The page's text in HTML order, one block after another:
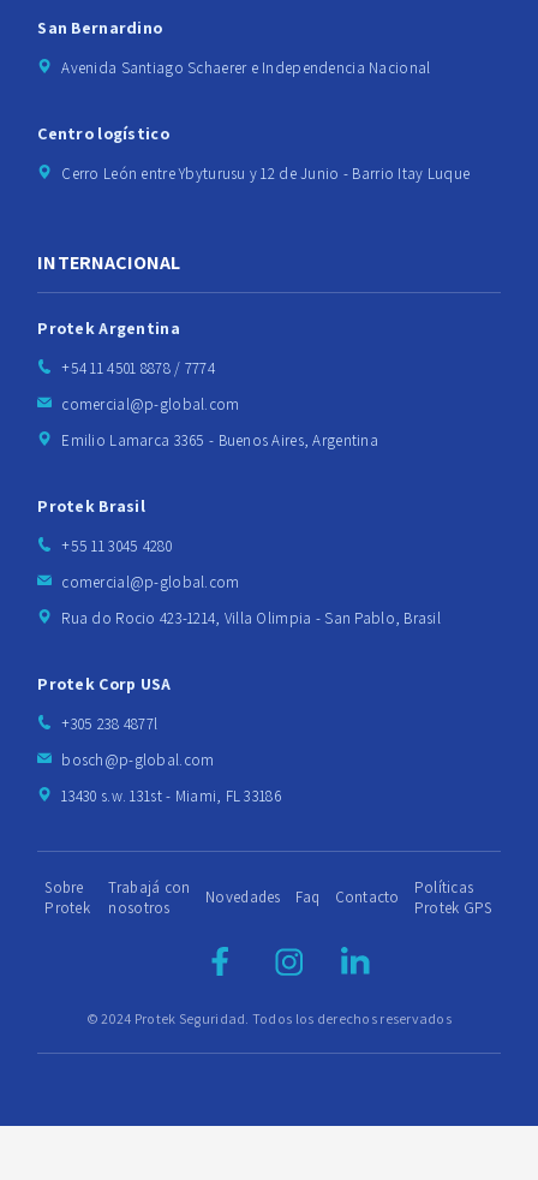
San Bernardino
Avenida Santiago Schaerer e Independencia Nacional
Centro logístico
Cerro León entre Ybyturusu y 12 de Junio - Barrio Itay Luque
INTERNACIONAL
Protek Argentina
+54 11 4501 8878 / 7774
comercial@p-global.com
Emilio Lamarca 3365 - Buenos Aires, Argentina
Protek Brasil
+55 11 3045 4280
comercial@p-global.com
Rua do Rocio 423-1214, Villa Olimpia - San Pablo, Brasil
Protek Corp USA
+305 238 4877l
bosch@p-global.com
13430 s.w. 131st - Miami, FL 33186
© 2024 Protek Seguridad. Todos los derechos reservados
Sobre
Protek
Trabajá con
nosotros
Novedades Faq Contacto
Políticas
Protek GPS